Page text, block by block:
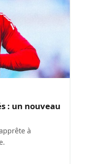
: un nouveau
à